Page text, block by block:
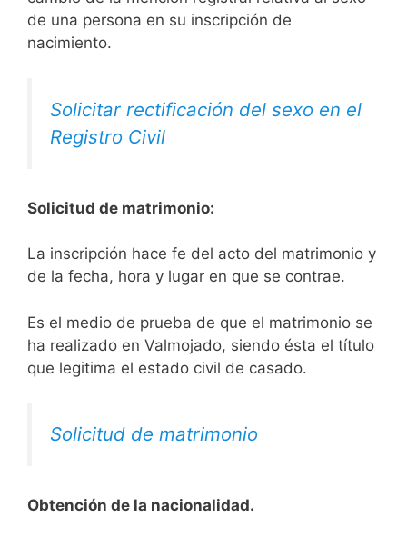
de una persona en su inscripción de
nacimiento.
Solicitar rectificación del sexo en el
Registro Civil
Solicitud de matrimonio:
La inscripción hace fe del acto del matrimonio y
de la fecha, hora y lugar en que se contrae.
Es el medio de prueba de que el matrimonio se
ha realizado en Valmojado, siendo ésta el título
que legitima el estado civil de casado.
Solicitud de matrimonio
Obtención de la nacionalidad.